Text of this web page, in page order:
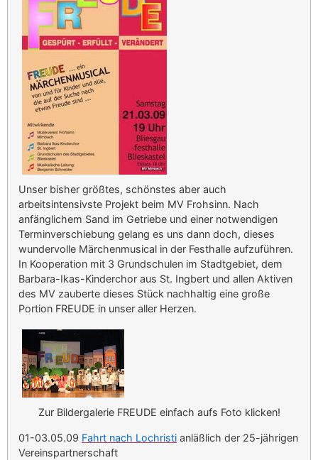
Unser bisher größtes, schönstes aber auch
arbeitsintensivste Projekt beim MV Frohsinn. Nach
anfänglichem Sand im Getriebe und einer notwendigen
Terminverschiebung gelang es uns dann doch, dieses
wundervolle Märchenmusical in der Festhalle aufzuführen.
In Kooperation mit 3 Grundschulen im Stadtgebiet, dem
Barbara-Ikas-Kinderchor aus St. Ingbert und allen Aktiven
des MV zauberte dieses Stück nachhaltig eine große
Portion FREUDE in unser aller Herzen.
Zur Bildergalerie FREUDE einfach aufs Foto klicken!
01-03.05.09 Fahrt nach Lochristi anläßlich der 25-jährigen
Vereinspartnerschaft